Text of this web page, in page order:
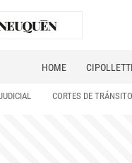
HOME CIPOLLETTI
CORTES DE TRÁNSITO